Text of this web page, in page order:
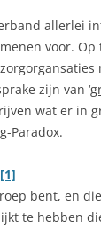
allerlei
voor. Op
zijn van
wat er in
Paradox.
[1]
bent, en
te hebben